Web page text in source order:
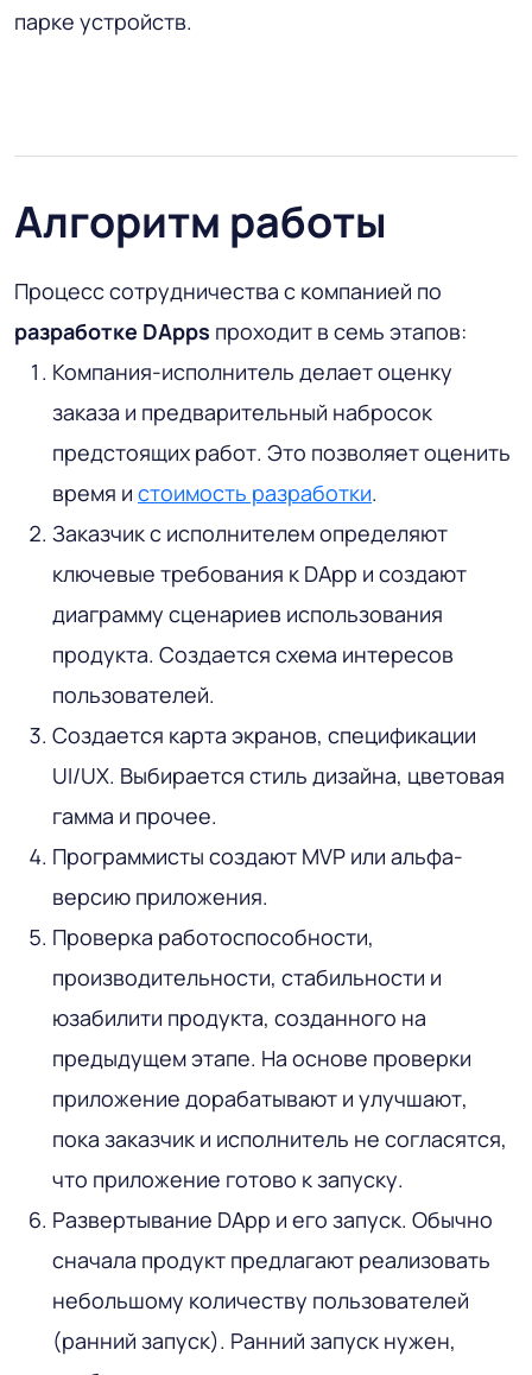
парке устройств.
Алгоритм работы
Процесс сотрудничества с компанией по
разработке DApps проходит в семь этапов:
Компания-исполнитель делает оценку
заказа и предварительный набросок
предстоящих работ. Это позволяет оценить
время и стоимость разработки.
Заказчик с исполнителем определяют
ключевые требования к DApp и создают
диаграмму сценариев использования
продукта. Создается схема интересов
пользователей.
Создается карта экранов, спецификации
UI/UX. Выбирается стиль дизайна, цветовая
гамма и прочее.
Программисты создают MVP или альфа-
версию приложения.
Проверка работоспособности,
производительности, стабильности и
юзабилити продукта, созданного на
предыдущем этапе. На основе проверки
приложение дорабатывают и улучшают,
пока заказчик и исполнитель не согласятся,
что приложение готово к запуску.
Развертывание DApp и его запуск. Обычно
сначала продукт предлагают реализовать
небольшому количеству пользователей
(ранний запуск). Ранний запуск нужен,